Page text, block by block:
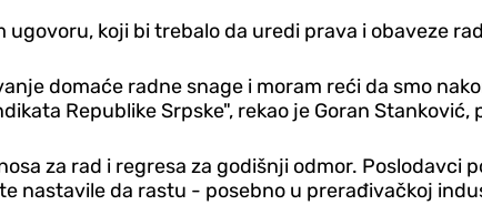
koji bi trebalo da uredi prava i obaveze
domaće radne snage i moram reći da smo
Republike Srpske", rekao je Goran
za rad i regresa za godišnji odmor.
nastavile da rastu - posebno u prerađivačkoj